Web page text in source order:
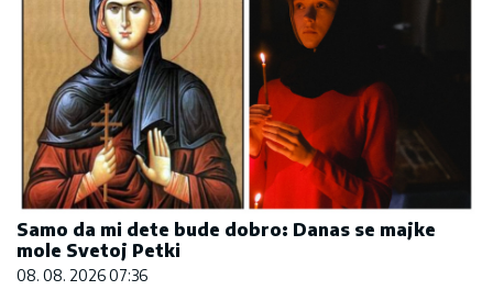
Samo da mi dete bude dobro: Danas se majke
mole Svetoj Petki
08. 08. 2026 07:36